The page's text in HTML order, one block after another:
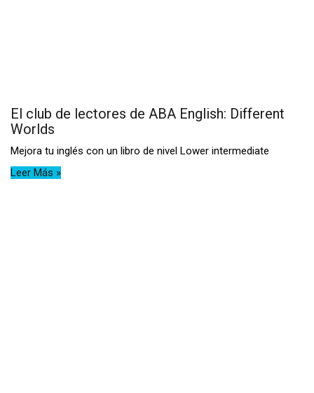
El club de lectores de ABA English: Different
Worlds
Mejora tu inglés con un libro de nivel Lower intermediate
Leer Más »